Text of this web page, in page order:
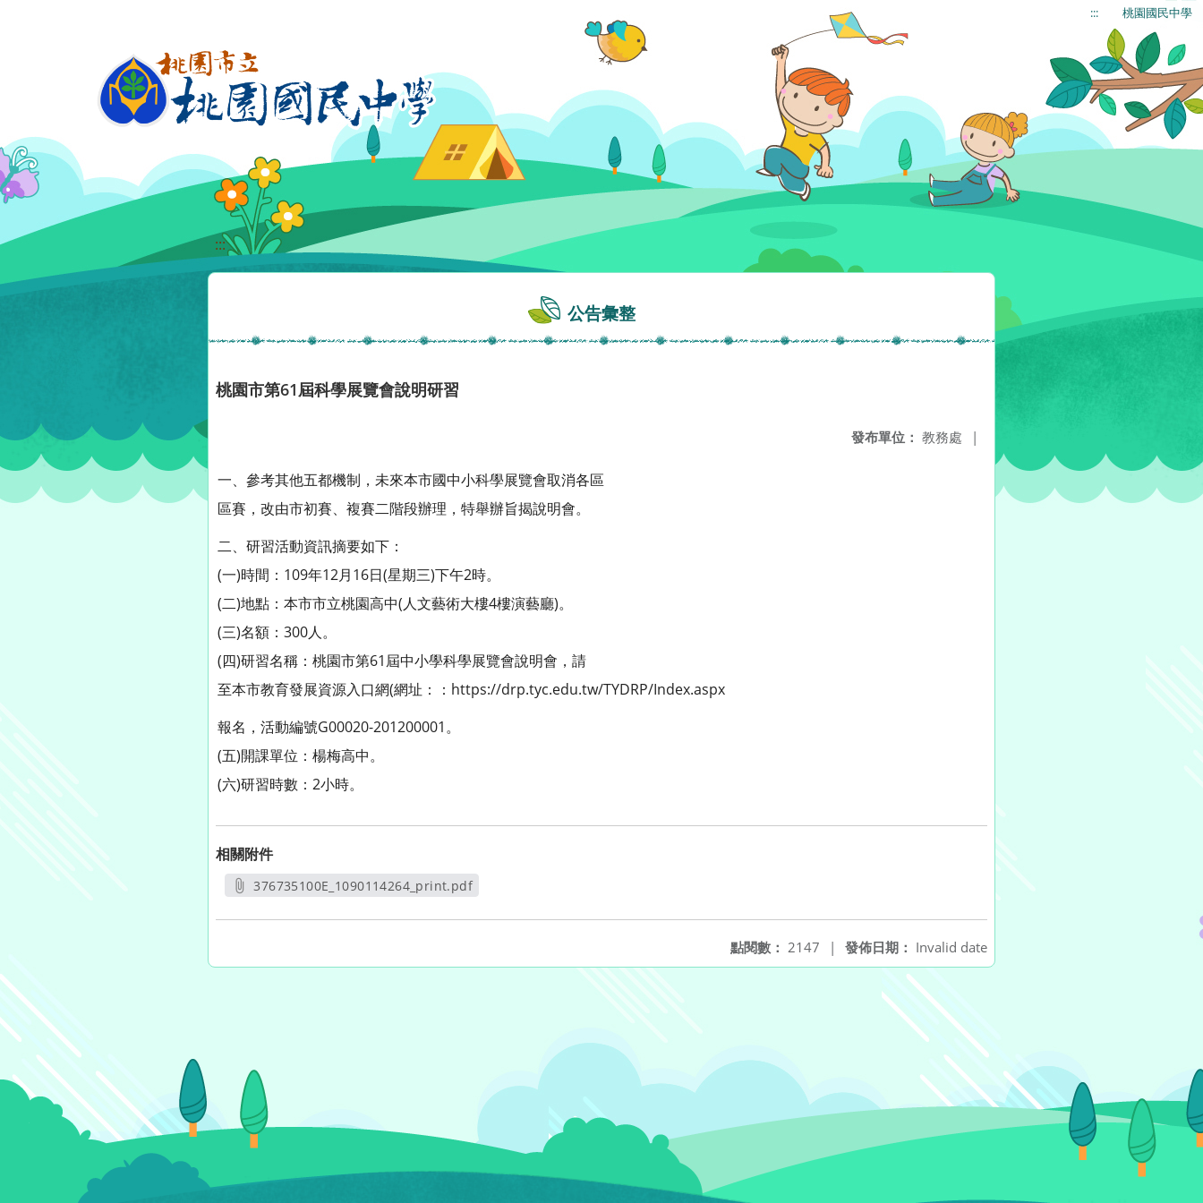
::: 桃園國民中學
:::
公告彙整
桃園市第61屆科學展覽會說明研習
發布單位： 教務處 |
一、參考其他五都機制，未來本市國中小科學展覽會取消各區
區賽，改由市初賽、複賽二階段辦理，特舉辦旨揭說明會。
二、研習活動資訊摘要如下：
(一)時間：109年12月16日(星期三)下午2時。
(二)地點：本市市立桃園高中(人文藝術大樓4樓演藝廳)。
(三)名額：300人。
(四)研習名稱：桃園市第61屆中小學科學展覽會說明會，請
至本市教育發展資源入口網(網址：：https://drp.tyc.edu.tw/TYDRP/Index.aspx
報名，活動編號G00020-201200001。
(五)開課單位：楊梅高中。
(六)研習時數：2小時。
相關附件
376735100E_1090114264_print.pdf
發佈日期： Invalid date
點閱數： 2147 |